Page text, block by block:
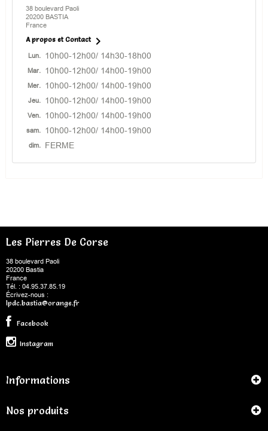
38 boulevard Paoli
20200 BASTIA
France
A propos et Contact 
Lun. 10h00-12h00/ 14h30-18h00
Mar. 10h00-12h00/ 14h00-19h00
Mer. 10h00-12h00/ 14h00-19h00
Jeu. 10h00-12h00/ 14h00-19h00
Ven. 10h00-12h00/ 14h00-19h00
sam. 10h00-12h00/ 14h00-19h00
dim. FERME
Les Pierres De Corse
38 boulevard Paoli
20200 Bastia
France
Tél. : 04.95.37.85.19
Écrivez-nous :
lpdc.bastia@orange.fr
Facebook
Instagram
Informations
Nos produits